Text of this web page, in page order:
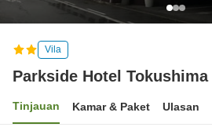
Vila
Parkside Hotel Tokushima
Tinjauan Kamar & Paket Ulasan